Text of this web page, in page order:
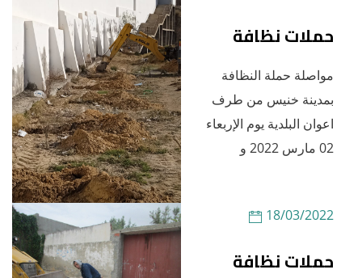
حملات نظافة
مواصلة حملة النظافة
بمدينة خنيس من طرف
اعوان البلدية يوم الإربعاء
02 مارس 2022 و
18/03/2022
حملات نظافة